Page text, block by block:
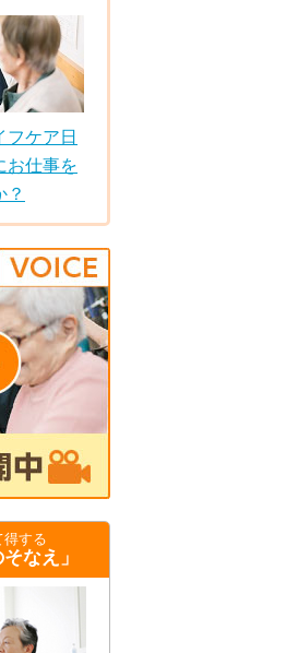
フケア日
お仕事を
？
得する
なえ」